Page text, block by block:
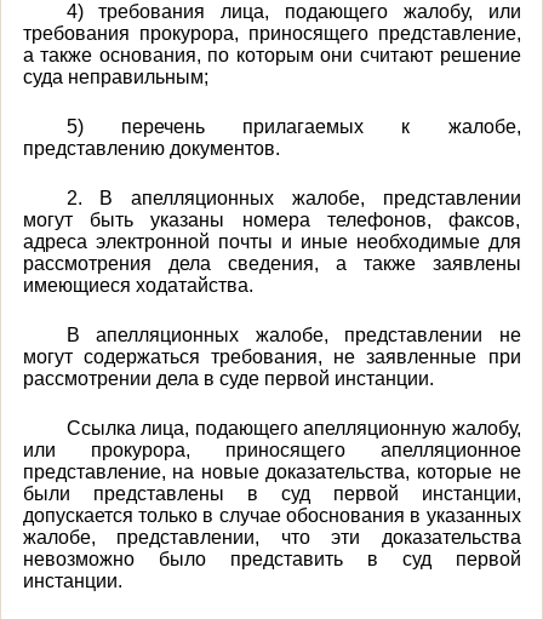
4) требования лица, подающего жалобу, или
требования прокурора, приносящего представление,
а также основания, по которым они считают решение
суда неправильным;
5) перечень прилагаемых к жалобе,
представлению документов.
2. В апелляционных жалобе, представлении
могут быть указаны номера телефонов, факсов,
адреса электронной почты и иные необходимые для
рассмотрения дела сведения, а также заявлены
имеющиеся ходатайства.
В апелляционных жалобе, представлении не
могут содержаться требования, не заявленные при
рассмотрении дела в суде первой инстанции.
Ссылка лица, подающего апелляционную жалобу,
или прокурора, приносящего апелляционное
представление, на новые доказательства, которые не
были представлены в суд первой инстанции,
допускается только в случае обоснования в указанных
жалобе, представлении, что эти доказательства
невозможно было представить в суд первой
инстанции.